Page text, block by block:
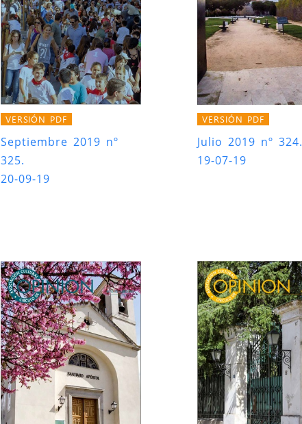
VERSIÓN PDF
Septiembre 2019 nº
325.
20-09-19
VERSIÓN PDF
Julio 2019 nº 324.
19-07-19